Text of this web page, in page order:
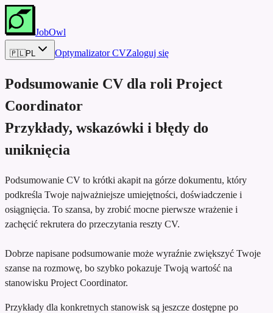
JobOwl
🇵🇱PL Optymalizator CVZaloguj się
Podsumowanie CV dla roli Project
Coordinator
Przykłady, wskazówki i błędy do
uniknięcia
Podsumowanie CV to krótki akapit na górze dokumentu, który
podkreśla Twoje najważniejsze umiejętności, doświadczenie i
osiągnięcia. To szansa, by zrobić mocne pierwsze wrażenie i
zachęcić rekrutera do przeczytania reszty CV.
Dobrze napisane podsumowanie może wyraźnie zwiększyć Twoje
szanse na rozmowę, bo szybko pokazuje Twoją wartość na
stanowisku Project Coordinator.
Przykłady dla konkretnych stanowisk są jeszcze dostępne po